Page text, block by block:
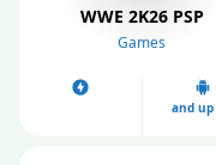
WWE 2K26 PSP
Games